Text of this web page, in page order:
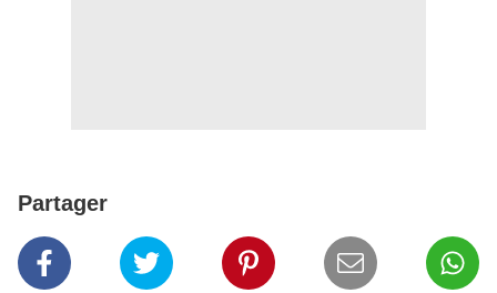
Partager